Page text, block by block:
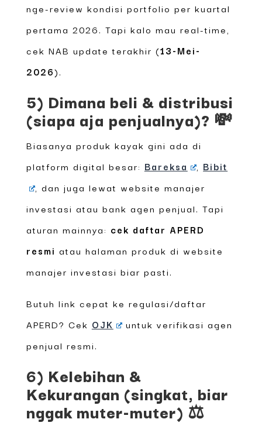
nge-review kondisi portfolio per kuartal
pertama 2026. Tapi kalo mau real-time,
cek NAB update terakhir (13-Mei-
2026).
5) Dimana beli & distribusi
(siapa aja penjualnya)? 💸
Biasanya produk kayak gini ada di
platform digital besar: Bareksa
Bibit
, dan juga lewat website manajer
investasi atau bank agen penjual. Tapi
aturan mainnya: cek daftar APERD
resmi atau halaman produk di website
manajer investasi biar pasti.
Butuh link cepat ke regulasi/daftar
APERD? Cek OJK
untuk verifikasi agen
penjual resmi.
6) Kelebihan &
Kekurangan (singkat, biar
nggak muter-muter) ⚖️